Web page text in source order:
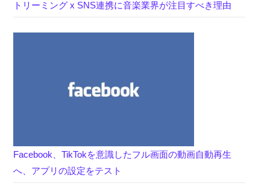
トリーミング x SNS連携に音楽業界が注目すべき理由
Facebook、TikTokを意識したフル画面の動画自動再生
へ、アプリの設定をテスト